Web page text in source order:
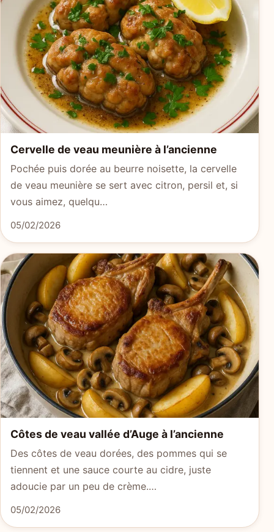
Cervelle de veau meunière à l’ancienne
Pochée puis dorée au beurre noisette, la cervelle
de veau meunière se sert avec citron, persil et, si
vous aimez, quelqu…
05/02/2026
Côtes de veau vallée d’Auge à l’ancienne
Des côtes de veau dorées, des pommes qui se
tiennent et une sauce courte au cidre, juste
adoucie par un peu de crème.…
05/02/2026